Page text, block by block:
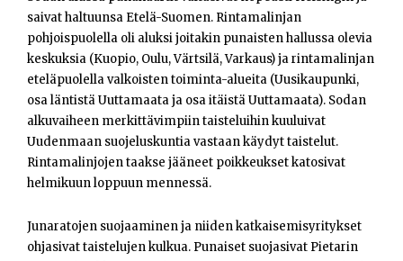
saivat haltuunsa Etelä-Suomen. Rintamalinjan
pohjoispuolella oli aluksi joitakin punaisten hallussa olevia
keskuksia (Kuopio, Oulu, Värtsilä, Varkaus) ja rintamalinjan
eteläpuolella valkoisten toiminta-alueita (Uusikaupunki,
osa läntistä Uuttamaata ja osa itäistä Uuttamaata). Sodan
alkuvaiheen merkittävimpiin taisteluihin kuuluivat
Uudenmaan suojeluskuntia vastaan käydyt taistelut.
Rintamalinjojen taakse jääneet poikkeukset katosivat
helmikuun loppuun mennessä.
Junaratojen suojaaminen ja niiden katkaisemisyritykset
ohjasivat taistelujen kulkua. Punaiset suojasivat Pietarin